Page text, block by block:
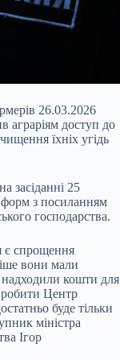
26.03.2026
аграріям доступ до
їхніх угідь
засіданні 25
з посиланням
господарства.
є спрощення
вони мали
надходили кошти для
робити Центр
буде тільки
міністра
Ігор